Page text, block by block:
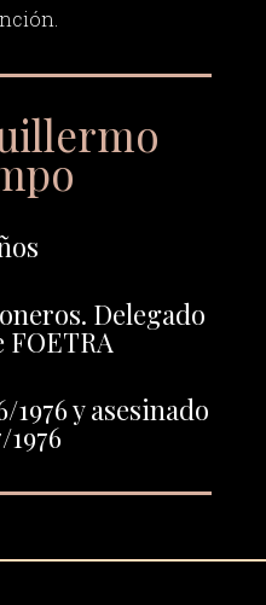
Delegado
1976 y asesinado
1976